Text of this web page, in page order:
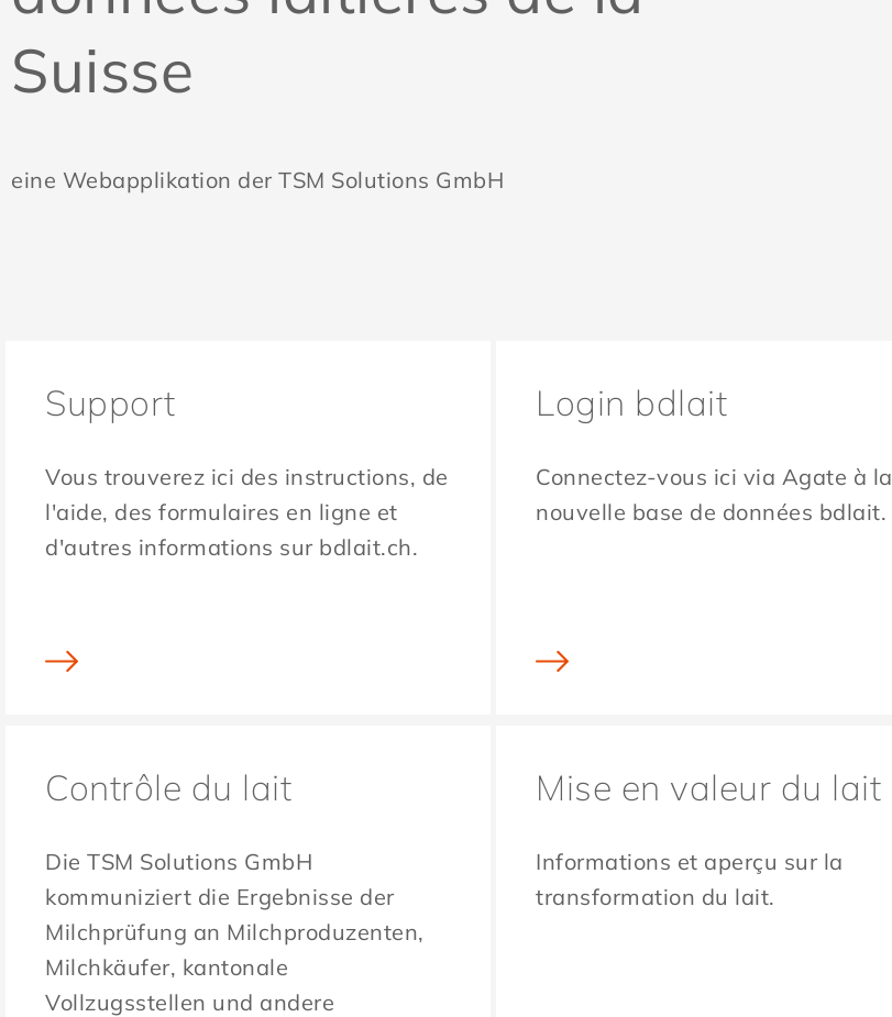
Suisse
eine Webapplikation der TSM Solutions GmbH
Support
Vous trouverez ici des instructions, de
l'aide, des formulaires en ligne et
d'autres informations sur bdlait.ch.
Login bdlait
Connectez-vous ici via Agate à la
nouvelle base de données bdlait.
Contrôle du lait
Die TSM Solutions GmbH
kommuniziert die Ergebnisse der
Milchprüfung an Milchproduzenten,
Milchkäufer, kantonale
Vollzugsstellen und andere
Mise en valeur du lait
Informations et aperçu sur la
transformation du lait.